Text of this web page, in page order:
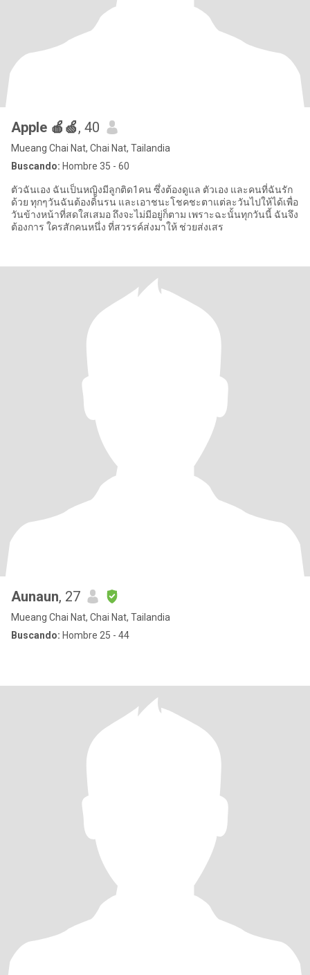
Apple 🍎🍏, 40
Mueang Chai Nat, Chai Nat, Tailandia
Buscando: Hombre 35 - 60
ตัวฉันเอง ฉันเป็นหญิงมีลูกติด1คน ซึ่งต้องดูแล ตัวเอง และคนที่ฉันรัก
ด้วย ทุกๆวันฉันต้องดิ้นรน และเอาชนะโชคชะตาแต่ละวันไปให้ได้เพื่อ
วันข้างหน้าที่สดใสเสมอ ถึงจะไม่มีอยู่ก็ตาม เพราะฉะนั้นทุกวันนี้ ฉันจึง
ต้องการ ใครสักคนหนึ่ง ที่สวรรค์ส่งมาให้ ช่วยส่งเสร
Aunaun, 27
Mueang Chai Nat, Chai Nat, Tailandia
Buscando: Hombre 25 - 44